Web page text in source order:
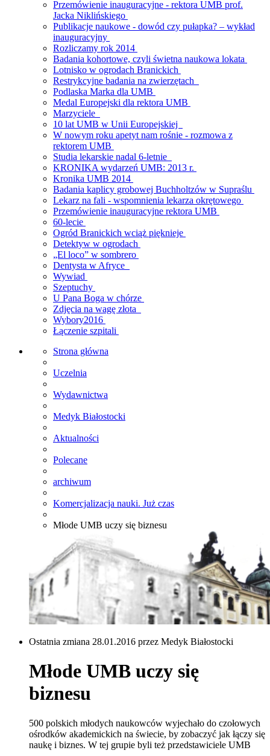
Przemówienie inauguracyjne - rektora UMB prof.
Jacka Niklińskiego
Publikacje naukowe - dowód czy pułapka? – wykład
inauguracyjny
Rozliczamy rok 2014
Badania kohortowe, czyli świetna naukowa lokata
Lotnisko w ogrodach Branickich
Restrykcyjne badania na zwierzętach
Podlaska Marka dla UMB
Medal Europejski dla rektora UMB
Marzyciele
10 lat UMB w Unii Europejskiej
W nowym roku apetyt nam rośnie - rozmowa z
rektorem UMB
Studia lekarskie nadal 6-letnie
KRONIKA wydarzeń UMB: 2013 r.
Kronika UMB 2014
Badania kaplicy grobowej Buchholtzów w Supraślu
Lekarz na fali - wspomnienia lekarza okrętowego
Przemówienie inauguracyjne rektora UMB
60-lecie
Ogród Branickich wciąż pięknieje
Detektyw w ogrodach
„El loco” w sombrero
Dentysta w Afryce
Wywiad
Szeptuchy
U Pana Boga w chórze
Zdjęcia na wagę złota
Wybory2016
Łączenie szpitali
Strona główna
Uczelnia
Wydawnictwa
Medyk Białostocki
Aktualności
Polecane
archiwum
Komercjalizacja nauki. Już czas
Młode UMB uczy się biznesu
Ostatnia zmiana 28.01.2016 przez Medyk Białostocki
Młode UMB uczy się
biznesu
500 polskich młodych naukowców wyjechało do czołowych
ośrodków akademickich na świecie, by zobaczyć jak łączy się
naukę i biznes. W tej grupie byli też przedstawiciele UMB